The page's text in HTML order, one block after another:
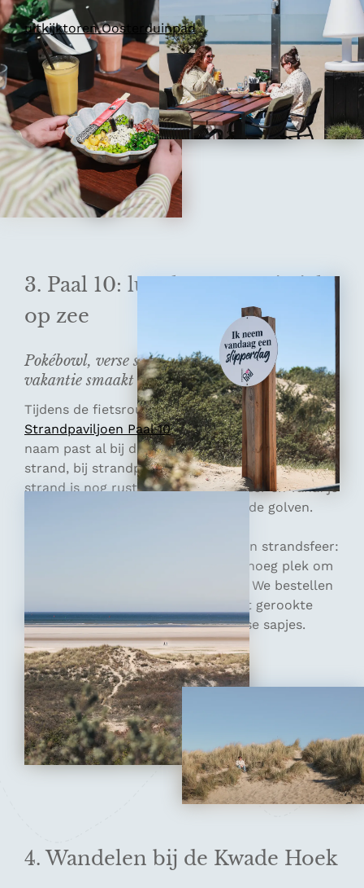
route. En maak zeker ook even een stop bij
uitkijktoren Oosterduinpad. Hier heb je van
bovenaf een prachtig uitzicht over de omgeving.
Wij fietsen tot aan natuurgebied Kwade Hoek
voor een wandeling. Maar eerst: tijd voor lunch!
3. Paal 10: lunchen met uitzicht
op zee
Pokébowl, verse sapjes en een pauze die naar
vakantie smaakt
Tijdens de fietsroute stoppen we bij
Strandpaviljoen Paal 10in Ouddorp. Alleen de
naam past al bij de plek: je zit hier direct aan het
strand, bij strandpaal 10, met uitzicht op zee. Het
strand is nog rustig, de lucht is helder en vanaf je
tafel kijk je zo uit over het zand en de golven.
Binnen heeft Paal 10 een ontspannen strandsfeer:
licht, warm en toegankelijk, met genoeg plek om
even rustig te zitten na het fietsen. We bestellen
een pokébowl met tonijn, toast met gerookte
zalm, avocado en roomkaas en frisse sapjes.
4. Wandelen bij de Kwade Hoek